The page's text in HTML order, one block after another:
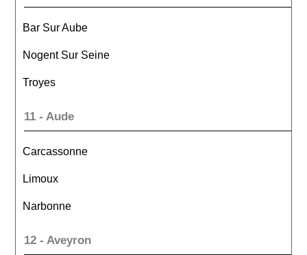
Bar Sur Aube
Nogent Sur Seine
Troyes
11 - Aude
Carcassonne
Limoux
Narbonne
12 - Aveyron